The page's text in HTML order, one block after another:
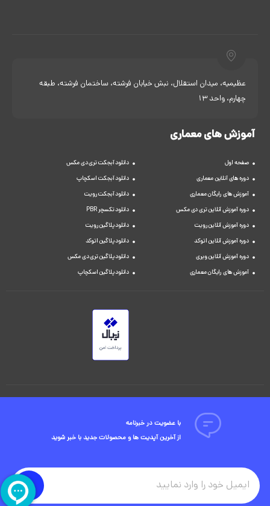
عظیمیه، میدان استقلال، نبش خیابان فرشته، ساختمان فرشته، طبقه
چهارم، واحد 13
آموزش های معماری
صفحه اول
دوره های آنلاین معماری
آموزش های رایگان معماری
دوره آموزش آنلاین تری دی مکس
دوره آموزش آنلاین رویت
دوره آموزش آنلاین اتوکد
دوره آموزش آنلاین ویری
آموزش های رایگان معماری
دانلود آبجکت تری دی مکس
دانلود آبجکت اسکچاپ
دانلود آبجکت رویت
دانلود تکسچر PBR
دانلود پلاگین رویت
دانلود پلاگین اتوکد
دانلود پلاگین تری دی مکس
دانلود پلاگین اسکچاپ
با عضویت در خبرنامه
از آخرین آپدیت ها و محصولات جدید با خبر شوید